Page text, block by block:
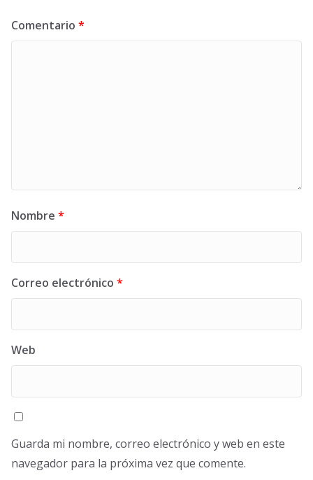
Comentario *
Nombre *
Correo electrónico *
Web
Guarda mi nombre, correo electrónico y web en este
navegador para la próxima vez que comente.